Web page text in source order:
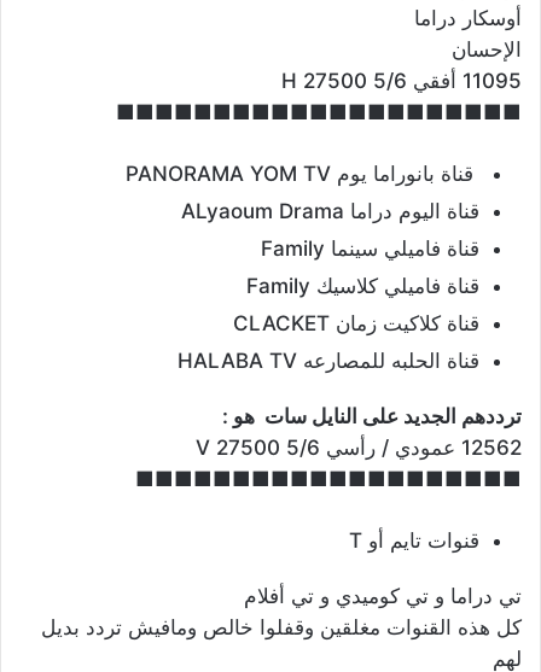
أوسكار دراما
الإحسان
11095 أفقي H 27500 5/6
■■■■■■■■■■■■■■■■■■■■■
قناة بانوراما يوم PANORAMA YOM TV
قناة اليوم دراما ALyaoum Drama
قناة فاميلي سينما Family
قناة فاميلي كلاسيك Family
قناة كلاكيت زمان CLACKET
قناة الحلبه للمصارعه HALABA TV
ترددهم الجديد على النايل سات هو :
12562 عمودي / رأسي V 27500 5/6
■■■■■■■■■■■■■■■■■■■■
قنوات تايم أو T
تي دراما و تي كوميدي و تي أفلام
كل هذه القنوات مغلقين وقفلوا خالص ومافيش تردد بديل
لهم